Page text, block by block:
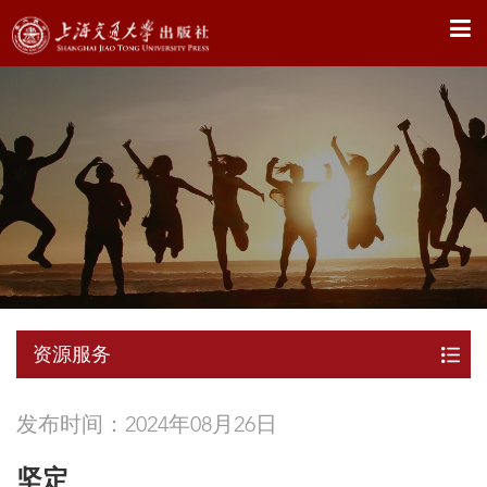
X
资源服务
发布时间：2024年08月26日
坚定